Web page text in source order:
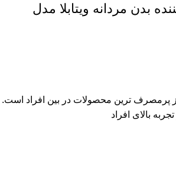
بدن مردانه ویتابلا مدل
پرمصرف ترین محصولات در بین افراد است.
بالای افراد